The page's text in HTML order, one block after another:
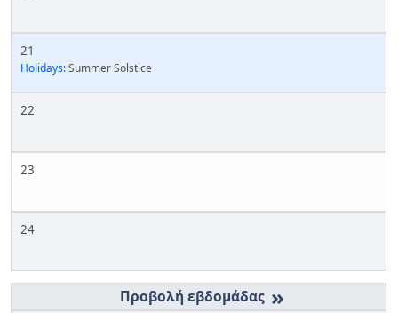
21
Holidays:Summer Solstice
22
23
24
»